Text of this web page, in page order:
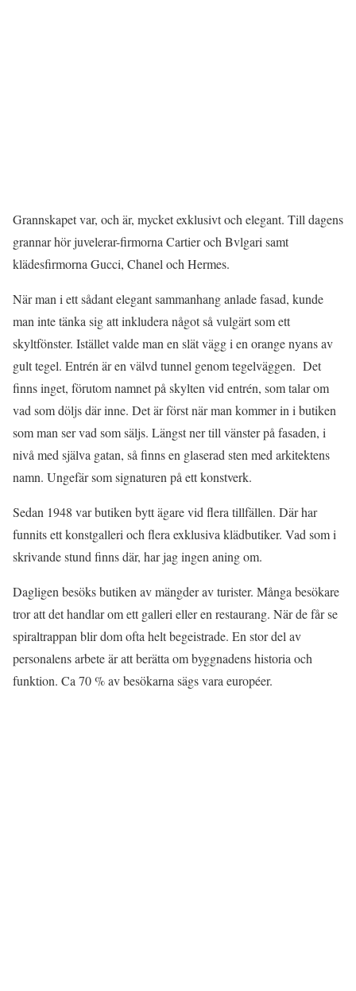
Grannskapet var, och är, mycket exklusivt och elegant. Till dagens
grannar hör juvelerar-firmorna Cartier och Bvlgari samt
klädesfirmorna Gucci, Chanel och Hermes.
När man i ett sådant elegant sammanhang anlade fasad, kunde
man inte tänka sig att inkludera något så vulgärt som ett
skyltfönster. Istället valde man en slät vägg i en orange nyans av
gult tegel. Entrén är en välvd tunnel genom tegelväggen. Det
finns inget, förutom namnet på skylten vid entrén, som talar om
vad som döljs där inne. Det är först när man kommer in i butiken
som man ser vad som säljs. Längst ner till vänster på fasaden, i
nivå med själva gatan, så finns en glaserad sten med arkitektens
namn. Ungefär som signaturen på ett konstverk.
Sedan 1948 var butiken bytt ägare vid flera tillfällen. Där har
funnits ett konstgalleri och flera exklusiva klädbutiker. Vad som i
skrivande stund finns där, har jag ingen aning om.
Dagligen besöks butiken av mängder av turister. Många besökare
tror att det handlar om ett galleri eller en restaurang. När de får se
spiraltrappan blir dom ofta helt begeistrade. En stor del av
personalens arbete är att berätta om byggnadens historia och
funktion. Ca 70 % av besökarna sägs vara européer.